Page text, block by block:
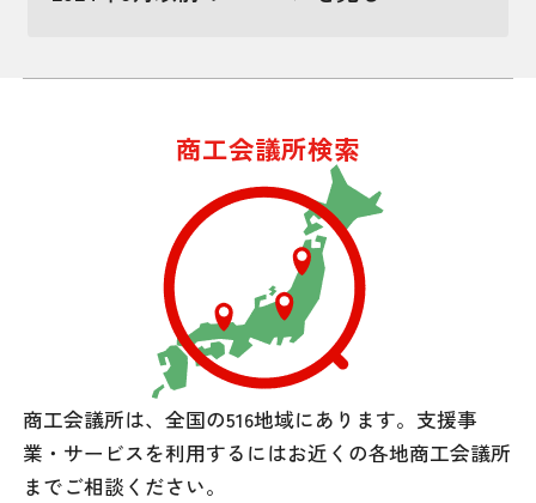
商工会議所検索
商工会議所は、全国の516地域にあります。 支援事
業・サービスを利用するにはお近くの各地商工会議所
までご相談ください。